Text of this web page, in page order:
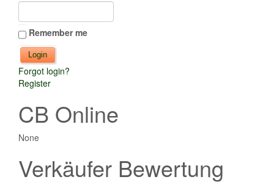
Remember me
Forgot login?
Register
CB Online
None
Verkäufer Bewertung